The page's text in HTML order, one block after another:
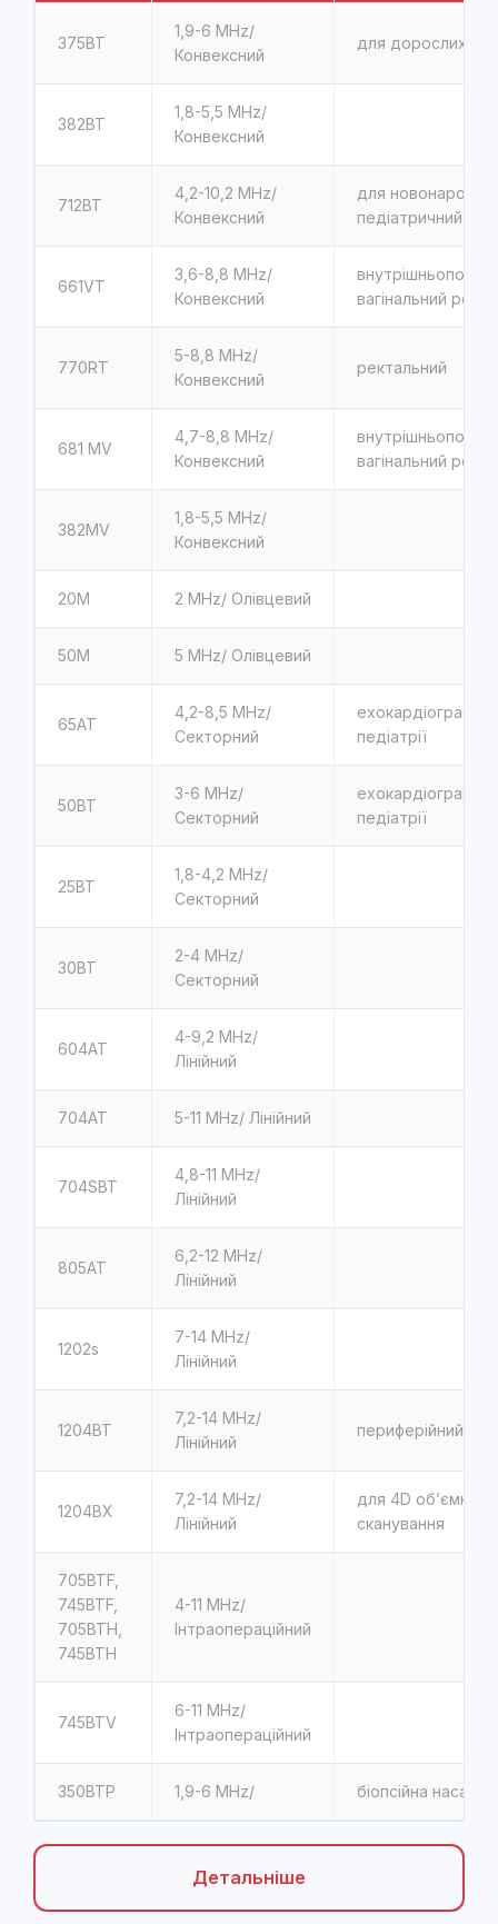
375BT
1,9-6 MHz/
Конвексний
для дорослих
382BT
1,8-5,5 MHz/
Конвексний
712BT
4,2-10,2 MHz/
Конвексний
для
педіатричний
661VT
3,6-8,8 MHz/
Конвексний
вагінальний
770RT
5-8,8 MHz/
Конвексний
ректальний
681 MV
4,7-8,8 MHz/
Конвексний
вагінальний
382MV
1,8-5,5 MHz/
Конвексний
20М 2 MHz/ Олівцевий
50М 5 MHz/ Олівцевий
65АТ
4,2-8,5 MHz/
Секторний
ехокардіографія в
педіатрії
50ВТ
3-6 MHz/
Секторний
ехокардіографія в
педіатрії
25ВТ
1,8-4,2 MHz/
Секторний
30ВТ
2-4 MHz/
Секторний
604AT
4-9,2 MHz/
Лінійний
704AT 5-11 MHz/ Лінійний
704SBT
4,8-11 MHz/
Лінійний
805AT
6,2-12 MHz/
Лінійний
1202s
7-14 MHz/
Лінійний
1204BT
7,2-14 MHz/
Лінійний
периферійний
1204BX
7,2-14 MHz/
Лінійний
для 4D об’ємного
сканування
705BTF,
745BTF,
705BTH,
745BTH
4-11 MHz/
Інтраопераційний
745BTV
6-11 MHz/
Інтраопераційний
350ВТР 1,9-6 MHz/ біопсійна насадка
Детальніше